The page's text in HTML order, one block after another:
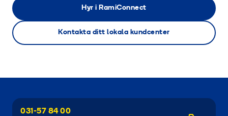
Hyr i RamiConnect
Kontakta ditt lokala kundcenter
031-57 84 00